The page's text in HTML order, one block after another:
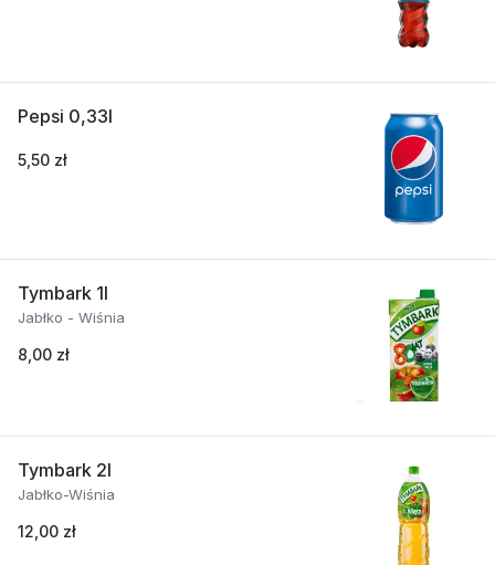
Pepsi 0,33l
5,50 zł
Tymbark 1l
Jabłko - Wiśnia
8,00 zł
Tymbark 2l
Jabłko-Wiśnia
12,00 zł